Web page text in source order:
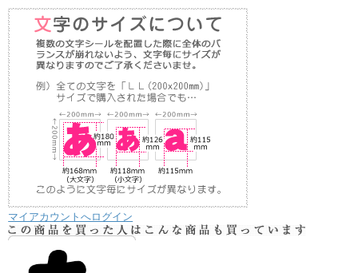
マイアカウントへログイン